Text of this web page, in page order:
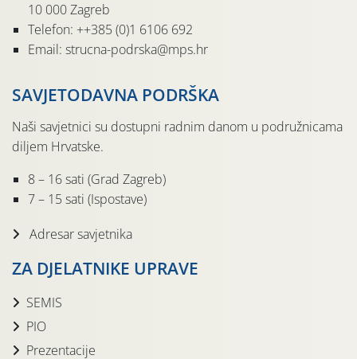
10 000 Zagreb
Telefon: ++385 (0)1 6106 692
Email: strucna-podrska@mps.hr
SAVJETODAVNA PODRŠKA
Naši savjetnici su dostupni radnim danom u podružnicama
diljem Hrvatske.
8 – 16 sati (Grad Zagreb)
7 – 15 sati (Ispostave)
Adresar savjetnika
ZA DJELATNIKE UPRAVE
SEMIS
PIO
Prezentacije